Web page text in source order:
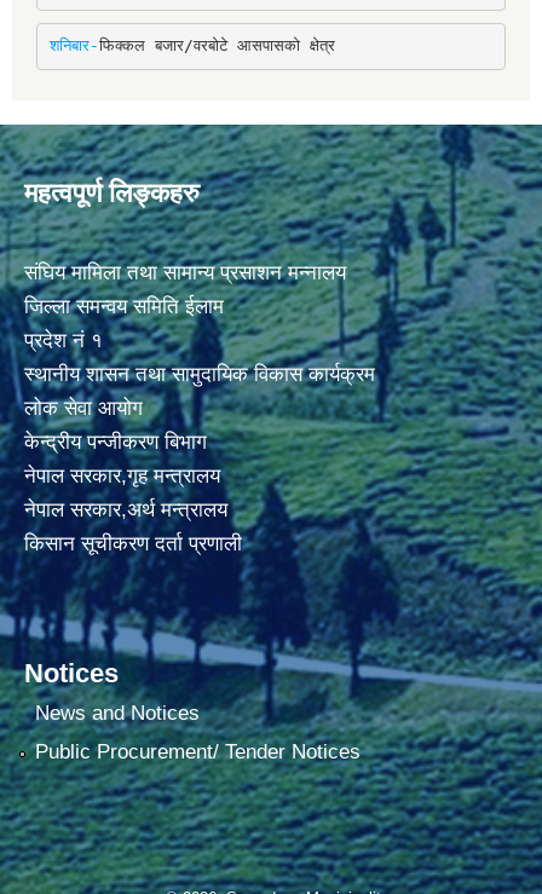
शनिबार-फिक्कल बजार/वरबोटे आसपासको क्षेत्र
महत्वपूर्ण लिङ्कहरु
संघिय मामिला तथा सामान्य प्रसाशन मन्नालय
जिल्ला समन्वय समिति ईलाम
प्रदेश नं १
स्थानीय शासन तथा सामुदायिक विकास कार्यक्रम
लोक सेवा आयोग
केन्द्रीय पन्जीकरण बिभाग
नेपाल सरकार,गृह मन्त्रालय
नेपाल सरकार,अर्थ मन्त्रालय
किसान सूचीकरण दर्ता प्रणाली
Notices
News and Notices
Public Procurement/ Tender Notices